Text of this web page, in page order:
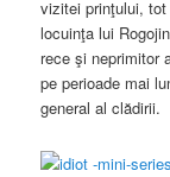
vizitei prinţului,
locuinţa lui
rece şi neprimitor
pe perioade mai
general al clădirii.